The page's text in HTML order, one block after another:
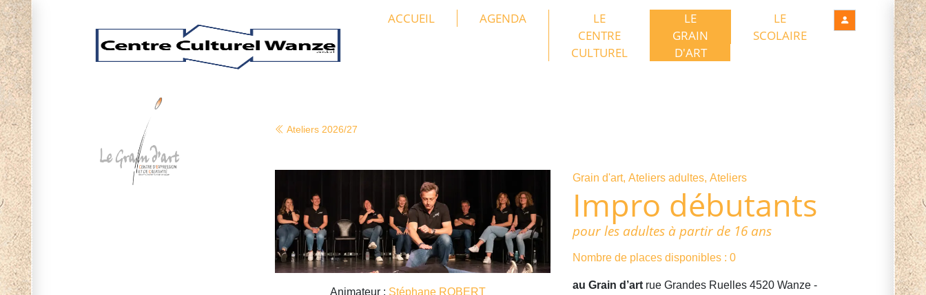
ACCUEIL AGENDA
LE
CENTRE
CULTUREL
LE
GRAIN
D'ART
LE
SCOLAIRE
Ateliers 2026/27
Animateur : Stéphane ROBERT
Grain d'art Ateliers adultes Ateliers
Impro débutants
pour les adultes à partir de 16 ans
Nombre de places disponibles : 0
au Grain d’art rue Grandes Ruelles 4520 Wanze-